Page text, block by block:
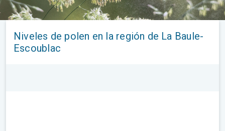
Niveles de polen en la región de La Baule-
Escoublac